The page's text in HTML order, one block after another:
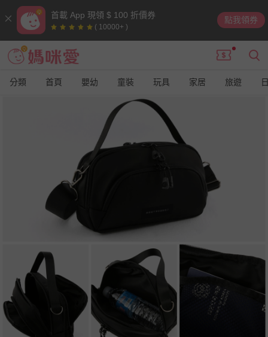
首載 App 現領 $ 100 折價券
( 10000+ )
點我領券
分類 首頁 嬰幼 童裝 玩具 家居 旅遊